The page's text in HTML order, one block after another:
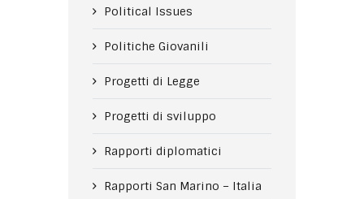
Political Issues
Politiche Giovanili
Progetti di Legge
Progetti di sviluppo
Rapporti diplomatici
Rapporti San Marino – Italia